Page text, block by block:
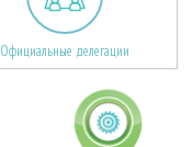
Официальные делегации